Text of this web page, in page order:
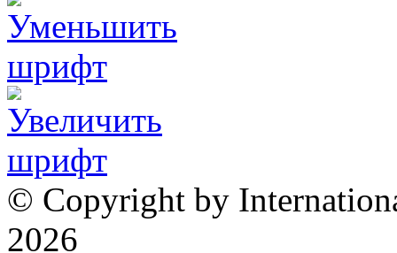
© Copyright by
2026